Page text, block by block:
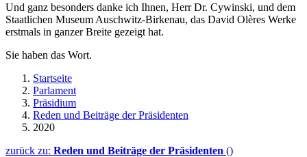
Und ganz besonders danke ich Ihnen, Herr Dr. Cywinski, und dem
Staatlichen Museum Auschwitz-Birkenau, das David Olères Werke
erstmals in ganzer Breite gezeigt hat.
Sie haben das Wort.
Startseite
Parlament
Präsidium
Reden und Beiträge der Präsidenten
2020
zurück zu: Reden und Beiträge der Präsidenten ()